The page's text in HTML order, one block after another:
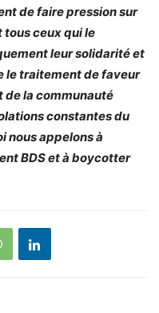
de faire pression sur
tous ceux qui le
leur solidarité et
le traitement de faveur
de la communauté
constantes du
nous appelons à
BDS et à boycotter